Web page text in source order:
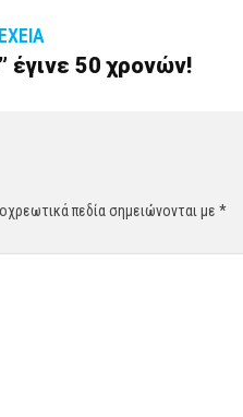
έγινε 50 χρονών!
πεδία σημειώνονται με *